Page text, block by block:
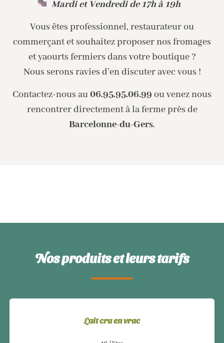
Mardi et Vendredi de 17h à 19h
Vous êtes professionnel, restaurateur ou
commerçant et souhaitez proposer nos fromages
et yaourts fermiers dans votre boutique ?
Nous serons ravies d’en discuter avec vous !
Contactez-nous au06.95.95.06.99 ou venez nous
rencontrer directement à la ferme près de
Barcelonne-du-Gers.
Nos produits et leurs tarifs
Lait cru en vrac